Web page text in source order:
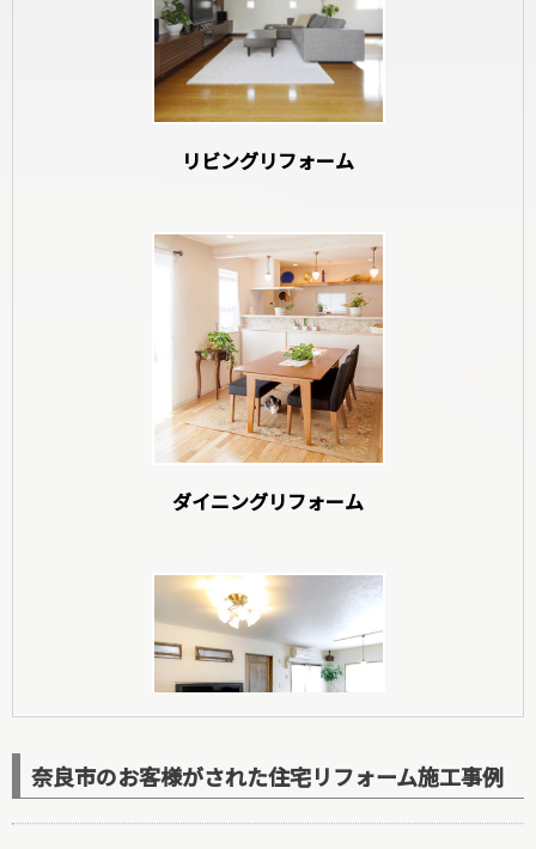
和室リフォーム
寝室リフォーム
リビングリフォーム
ダイニングリフォーム
奈良市のお客様がされた住宅リフォーム施工事例